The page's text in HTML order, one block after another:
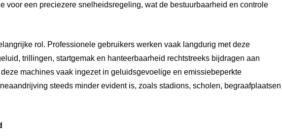
voor een preciezere snelheidsregeling, wat de bestuurbaarheid en controle
rol. Professionele gebruikers werken vaak langdurig met deze
trillingen, startgemak en hanteerbaarheid rechtstreeks bijdragen aan
machines vaak ingezet in geluidsgevoelige en emissiebeperkte
steeds minder evident is, zoals stadions, scholen, begraafplaatsen